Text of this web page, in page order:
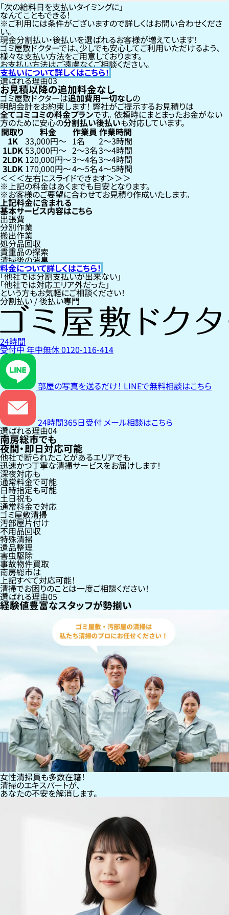
「次の給料日を支払いタイミングに」
なんてこともできる！
ご利用には条件がございますので詳しくはお問い合わせくださ
い。
現金分割払い・後払いを選ばれるお客様が増えています！
ゴミ屋敷ドクターでは、少しでも安心してご利用いただけるよう、
様々な支払い方法をご用意しております。
お支払い方法はご遠慮なくご相談ください。
支払いについて詳しくはこちら！
選ばれる理由03
お見積以降の追加料金なし
ゴミ屋敷ドクターは追加費用一切なしの
明朗会計をお約束します！弊社がご提示するお見積りは
全てコミコミの料金プランです。依頼時にまとまったお金がない
方のために安心の分割払い後払いも対応しています。
間取り 料金 作業員 作業時間
1K 33,000円〜 1名 2〜3時間
1LDK53,000円〜 2〜3名3〜4時間
2LDK 120,000円〜3〜4名3〜4時間
3LDK 170,000円〜4〜5名4〜5時間
左右にスライドできます
上記の料金はあくまでも目安となります。
お客様のご要望に合わせてお見積り作成いたします。
上記料金に含まれる
基本サービス内容はこちら
出張費
分別作業
搬出作業
処分品回収
貴重品の探索
清掃後の消臭
料金について詳しくはこちら！
「他社では分割支払いが出来ない」
「他社では対応エリア外だった」
という方もお気軽にご相談ください！
分割払い / 後払い専門
24時間
受付中年中無休0120-116-414
部屋の写真を送るだけ！ LINEで無料相談はこちら
24時間365日受付 メール相談はこちら
選ばれる理由04
南房総市でも
夜間・即日対応可能
他社で断られたことがあるエリアでも
迅速かつ丁寧な清掃サービスをお届けします！
深夜対応も
通常料金で可能
日時指定も可能
土日祝も
通常料金で対応
ゴミ屋敷清掃
汚部屋片付け
不用品回収
特殊清掃
遺品整理
害虫駆除
事故物件買取
南房総市は
上記すべて対応可能！
清掃でお困りのことは一度ご相談ください！
選ばれる理由05
経験値豊富なスタッフが勢揃い
女性清掃員も多数在籍！
清掃のエキスパートが、
あなたの不安を解消します。